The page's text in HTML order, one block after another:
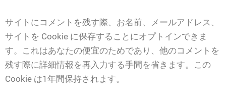
サイトにコメントを残す際、お名前、メールアドレス、
サイトを Cookie に保存することにオプトインできま
す。これはあなたの便宜のためであり、他のコメントを
残す際に詳細情報を再入力する手間を省きます。この
Cookie は1年間保持されます。